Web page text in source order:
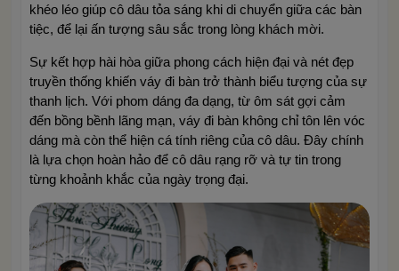
khéo léo giúp cô dâu tỏa sáng khi di chuyển giữa các bàn
tiệc, để lại ấn tượng sâu sắc trong lòng khách mời.
Sự kết hợp hài hòa giữa phong cách hiện đại và nét đẹp
truyền thống khiến váy đi bàn trở thành biểu tượng của sự
thanh lịch. Với phom dáng đa dạng, từ ôm sát gợi cảm
đến bồng bềnh lãng mạn, váy đi bàn không chỉ tôn lên vóc
dáng mà còn thể hiện cá tính riêng của cô dâu. Đây chính
là lựa chọn hoàn hảo để cô dâu rạng rỡ và tự tin trong
từng khoảnh khắc của ngày trọng đại.